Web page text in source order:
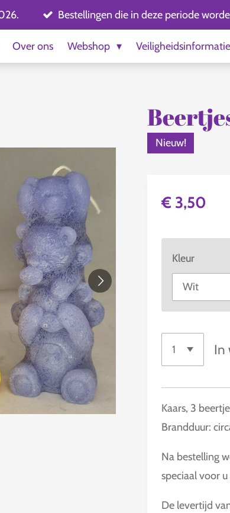
Bestellingen die in deze periode
Over ons Webshop Veiligheidsinformatie
Nieuw!
€ 3,50
Kleur
In
Kaars, 3
Brandduur:
Na bestelling
speciaal voor
De levertijd